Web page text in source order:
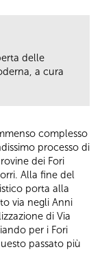
delle
a cura
complesso
processo di
dei Fori
Alla fine del
porta alla
via negli Anni
di Via
per i Fori
passato più